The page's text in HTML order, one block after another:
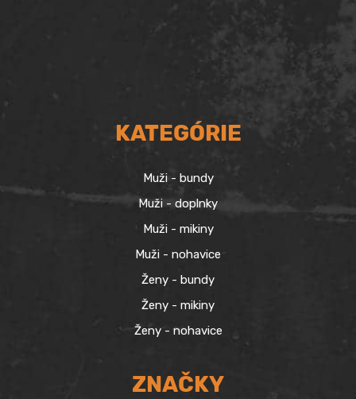
KATEGÓRIE
Muži - bundy
Muži - doplnky
Muži - mikiny
Muži - nohavice
Ženy - bundy
Ženy - mikiny
Ženy - nohavice
ZNAČKY